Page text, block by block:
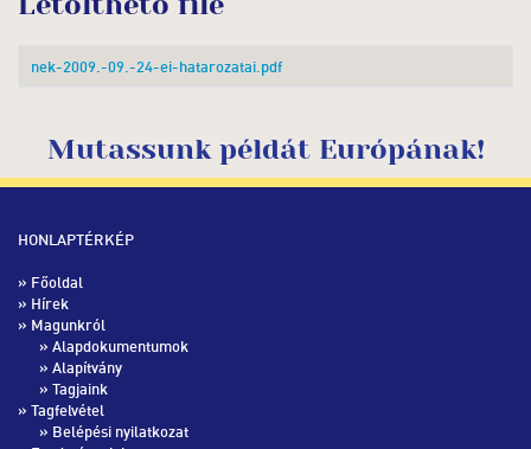
nek-2009.-09.-24-ei-hatarozatai.pdf
Mutassunk példát Európának!
HONLAPTÉRKÉP
» Főoldal
» Hírek
» Magunkról
» Alapdokumentumok
» Alapítvány
» Tagjaink
» Tagfelvétel
» Belépési nyilatkozat